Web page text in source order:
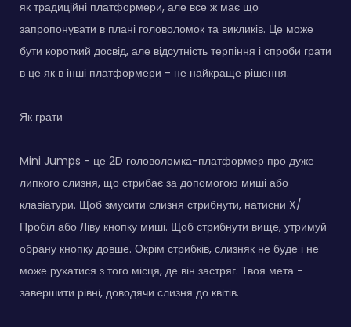
як традиційні платформери, але все ж має що
запропонувати в плані головоломок та викликів. Це може
бути короткий досвід, але відсутність терпіння і спроби грати
в це як в інші платформери - не найкраще рішення.
Як грати
Mini Jumps - це 2D головоломка-платформер про дуже
липкого слизня, що стрибає за допомогою миші або
клавіатури. Щоб змусити слизня стрибнути, натисни X/
Пробіл або Ліву кнопку миші. Щоб стрибнути вище, утримуй
обрану кнопку довше. Окрім стрибків, слизняк не буде і не
може рухатися з того місця, де він застряг. Твоя мета -
завершити рівні, доводячи слизня до квітів.